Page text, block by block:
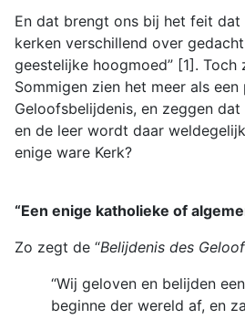
En dat brengt ons bij het feit
kerken verschillend over
geestelijke hoogmoed” [1].
Sommigen zien het meer als
Geloofsbelijdenis, en zeggen
en de leer wordt daar
enige ware Kerk?
“Een enige katholieke of
Zo zegt de “Belijdenis des
“Wij geloven en belijden
beginne der wereld af, en